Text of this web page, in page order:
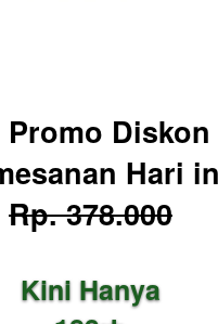
Diskon
Hari
Rp. 378.000
Kini Hanya